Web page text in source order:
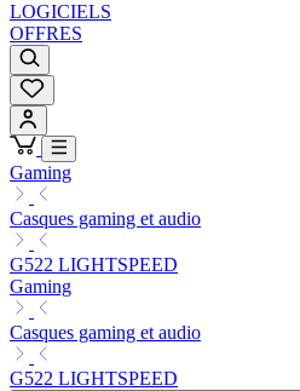
LOGICIELS
OFFRES
Gaming
Casques gaming et audio
G522 LIGHTSPEED
Gaming
Casques gaming et audio
G522 LIGHTSPEED